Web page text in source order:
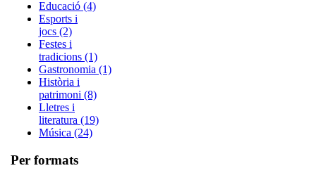
Educació (4)
Esports i
jocs (2)
Festes i
tradicions (1)
Gastronomia (1)
Història i
patrimoni (8)
Lletres i
literatura (19)
Música (24)
Per formats